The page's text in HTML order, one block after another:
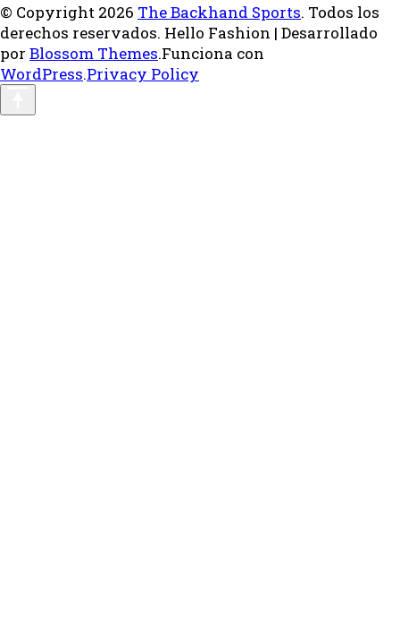
© Copyright 2026 The Backhand Sports. Todos los
derechos reservados. Hello Fashion | Desarrollado
por Blossom Themes.Funciona con
WordPress.Privacy Policy